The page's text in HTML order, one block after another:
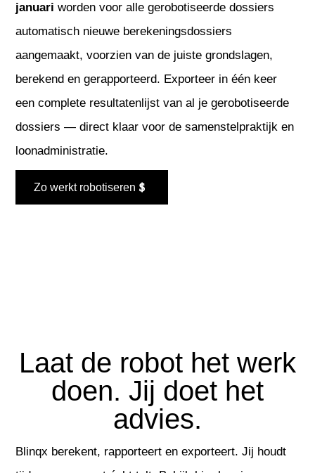
januari worden voor alle gerobotiseerde dossiers
automatisch nieuwe berekeningsdossiers
aangemaakt, voorzien van de juiste grondslagen,
berekend en gerapporteerd. Exporteer in één keer
een complete resultatenlijst van al je gerobotiseerde
dossiers — direct klaar voor de samenstelpraktijk en
loonadministratie.
Zo werkt robotiseren
Laat de robot het werk
doen. Jij doet het
advies.
Blinqx berekent, rapporteert en exporteert. Jij houdt